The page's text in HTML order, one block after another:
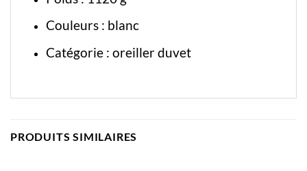
Couleurs : blanc
Catégorie : oreiller duvet
PRODUITS SIMILAIRES